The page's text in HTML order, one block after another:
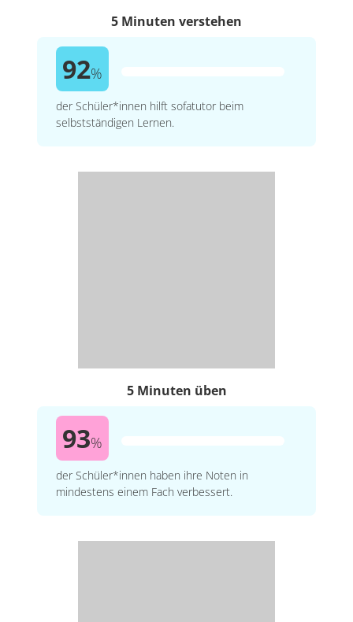
5 Minuten verstehen
92%
der Schüler*innen hilft sofatutor beim
selbstständigen Lernen.
5 Minuten üben
93%
der Schüler*innen haben ihre Noten in
mindestens einem Fach verbessert.